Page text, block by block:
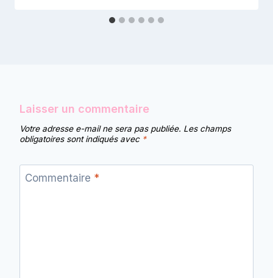
Laisser un commentaire
Votre adresse e-mail ne sera pas publiée. Les champs
obligatoires sont indiqués avec *
Commentaire *